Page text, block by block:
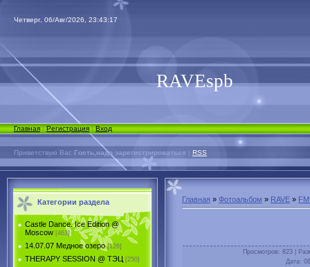
Четверг, 06/Авг/2026, 23:43:17
RAVEspb
Главная|Регистрация|Вход
Приветствую Вас Гость,надо зарегистрироваться | RSS
Категории раздела
Castle Dance. Ice Еdition @
Moscow [463]
14.07.07 Медное озеро [126]
THERAPY SESSION @ ТЭЦ [250]
Главная » Фотоальбом » RAVE »
Просмотров: 823 |
Дата :